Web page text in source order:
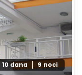
10 dana 9 noci